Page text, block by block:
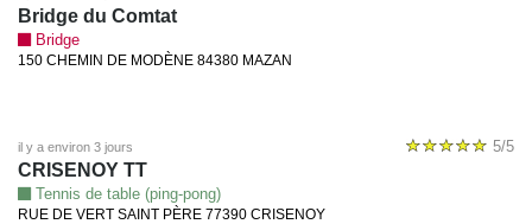
Bridge du Comtat
Bridge
150 CHEMIN DE MODÈNE 84380 MAZAN
il y a environ 3 jours 5/5
CRISENOY TT
Tennis de table (ping-pong)
RUE DE VERT SAINT PÈRE 77390 CRISENOY